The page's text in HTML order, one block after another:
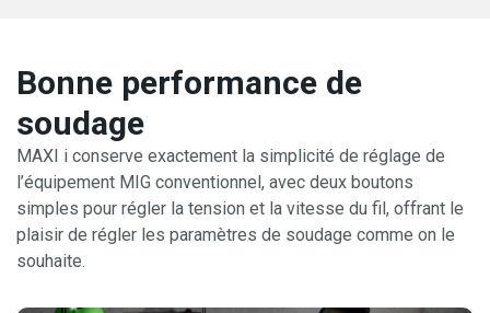
Bonne performance de
soudage
MAXI i conserve exactement la simplicité de réglage de
l’équipement MIG conventionnel, avec deux boutons
simples pour régler la tension et la vitesse du fil, offrant le
plaisir de régler les paramètres de soudage comme on le
souhaite.